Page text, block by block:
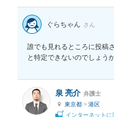
ぐらちゃん さん
誰でも見れるところに投稿
と特定できないのでしょう
泉 亮介 弁護士
東京都 > 港区
インターネット